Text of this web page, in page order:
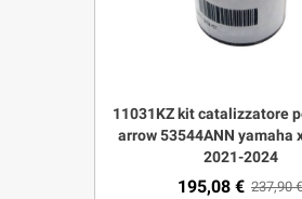
11031KZ kit catalizzatore
arrow 53544ANN yamaha
2021-2024
195,08 € 237,90 €